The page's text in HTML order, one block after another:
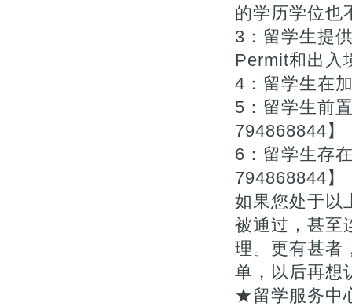
的学历学位也
3：留学生提
Permit和出入
4：留学生在
5：留学生前
794868844】
6：留学生存
794868844】
如果您处于以
被通过，甚至
理。更有甚者
单，以后再想
★留学服务中